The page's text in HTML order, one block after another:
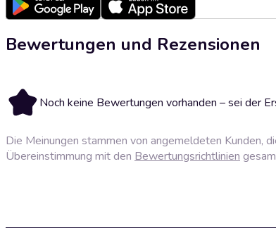
Bewertungen und Rezensionen
Noch keine Bewertungen vorhanden – sei der
Die Meinungen stammen von angemeldeten Kunden,
Übereinstimmung mit den Bewertungsrichtlinien